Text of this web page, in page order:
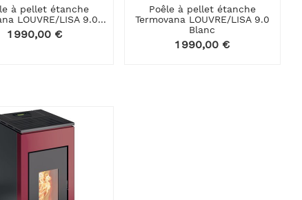
à pellet étanche
LOUVRE/LISA 9.0...
Prix
1 990,00 €
Poêle à pellet étanche
Termovana LOUVRE/LISA 9.0
Blanc
Prix
1 990,00 €